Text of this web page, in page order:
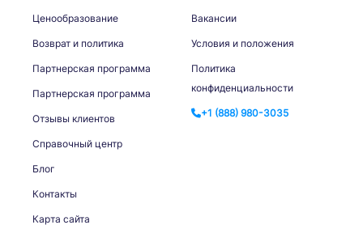
Ценообразование
Возврат и политика
Партнерская программа
Партнерская программа
Отзывы клиентов
Справочный центр
Блог
Контакты
Карта сайта
Вакансии
Условия и положения
Политика
конфиденциальности
+1 (888) 980-3035